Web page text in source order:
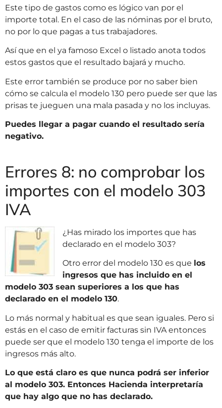
Este tipo de gastos como es lógico van por el
importe total. En el caso de las nóminas por el bruto,
no por lo que pagas a tus trabajadores.
Así que en el ya famoso Excel o listado anota todos
estos gastos que el resultado bajará y mucho.
Este error también se produce por no saber bien
cómo se calcula el modelo 130 pero puede ser que las
prisas te jueguen una mala pasada y no los incluyas.
Puedes llegar a pagar cuando el resultado sería
negativo.
Errores 8: no comprobar los
importes con el modelo 303
IVA
¿Has mirado los importes que has
declarado en el modelo 303?
Otro error del modelo 130 es que los
ingresos que has incluido en el
modelo 303 sean superiores a los que has
declarado en el modelo 130.
Lo más normal y habitual es que sean iguales. Pero si
estás en el caso de emitir facturas sin IVA entonces
puede ser que el modelo 130 tenga el importe de los
ingresos más alto.
Lo que está claro es que nunca podrá ser inferior
al modelo 303. Entonces Hacienda interpretaría
que hay algo que no has declarado.